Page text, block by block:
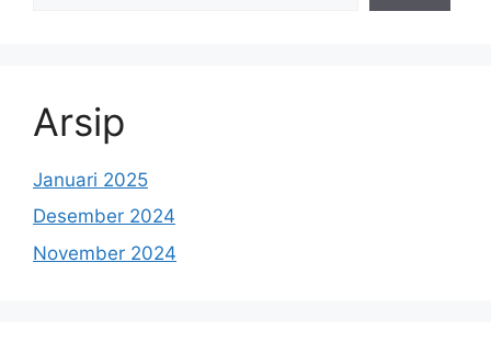
Arsip
Januari 2025
Desember 2024
November 2024